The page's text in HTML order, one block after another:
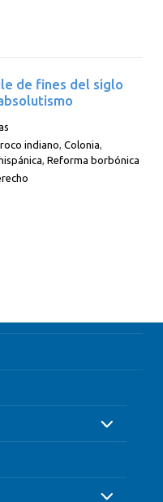
de fines del siglo
indiano,Colonia,
,Reforma borbónica